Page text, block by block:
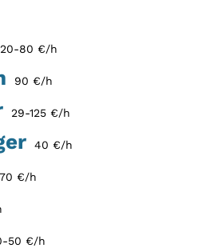
80 €/h
90 €/h
29-125 €/h
40 €/h
€/h
50 €/h